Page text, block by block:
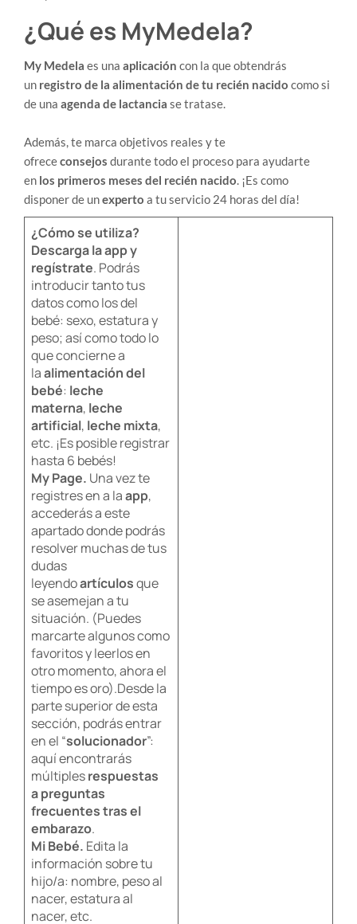
¿Qué es MyMedela?
My Medela es una aplicación con la que obtendrás
un registro de la alimentación de tu recién nacido como si
de una agenda de lactancia se tratase.
Además, te marca objetivos reales y te
ofrececonsejos durante todo el proceso para ayudarte
en los primeros meses del recién nacido. ¡Es como
disponer de unexperto a tu servicio 24 horas del día!
¿Cómo se utiliza?
Descarga la app y
regístrate. Podrás
introducir tanto tus
datos como los del
bebé: sexo, estatura y
peso; así como todo lo
que concierne a
laalimentación del
bebé: leche
materna, leche
artificial, leche mixta,
etc. ¡Es posible registrar
hasta 6 bebés!
My Page. Una vez te
registres en a laapp,
accederás a este
apartado donde podrás
resolver muchas de tus
dudas
leyendoartículosque
se asemejan a tu
situación. (Puedes
marcarte algunos como
favoritos y leerlos en
otro momento, ahora el
tiempo es oro).Desde la
parte superior de esta
sección, podrás entrar
en el “solucionador”:
aquí encontrarás
múltiplesrespuestas
apreguntas
frecuentes tras el
embarazo.
Mi Bebé. Edita la
información sobre tu
hijo/a: nombre, peso al
nacer, estatura al
nacer, etc.